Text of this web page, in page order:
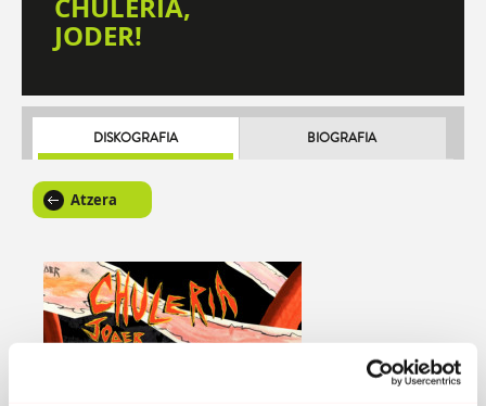
JODER!
DISKOGRAFIA BIOGRAFIA
Atzera